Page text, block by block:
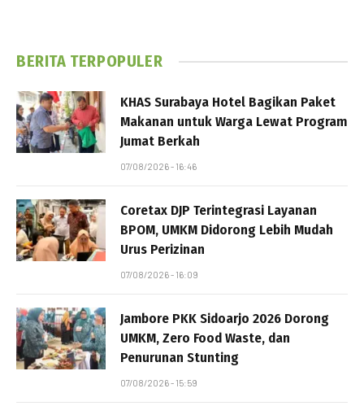
BERITA TERPOPULER
KHAS Surabaya Hotel Bagikan Paket
Makanan untuk Warga Lewat Program
Jumat Berkah
07/08/2026 - 16:46
Coretax DJP Terintegrasi Layanan
BPOM, UMKM Didorong Lebih Mudah
Urus Perizinan
07/08/2026 - 16:09
Jambore PKK Sidoarjo 2026 Dorong
UMKM, Zero Food Waste, dan
Penurunan Stunting
07/08/2026 - 15:59